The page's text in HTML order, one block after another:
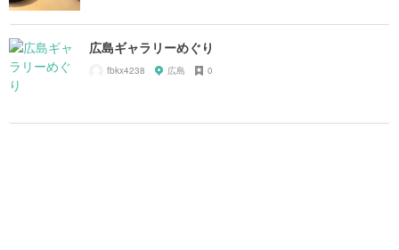
広島ギャラリーめぐり
fbkx4238 広島 0